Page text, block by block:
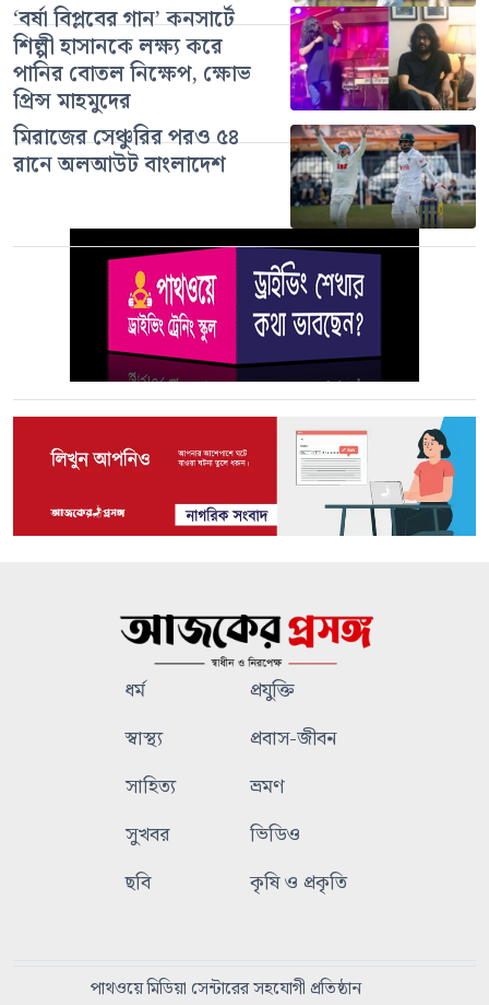
‘বর্ষা বিপ্লবের গান’ কনসার্টে
শিল্পী হাসানকে লক্ষ্য করে
পানির বোতল নিক্ষেপ, ক্ষোভ
প্রিন্স মাহমুদের
মিরাজের সেঞ্চুরির পরও ৫৪
রানে অলআউট বাংলাদেশ
ধর্ম
প্রযুক্তি
স্বাস্থ্য
প্রবাস-জীবন
সাহিত্য
ভ্রমণ
সুখবর
ভিডিও
ছবি
কৃষি ও প্রকৃতি
পাথওয়ে মিডিয়া সেন্টারের সহযোগী প্রতিষ্ঠান